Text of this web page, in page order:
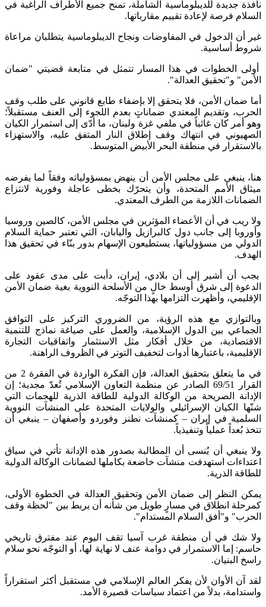
نافذة جديدة للديبلوماسية الشاملة، تمنح جميع الأطراف الراغبة في
السلام فرصة لإعادة تقييم مقارباتها.
غير أن الدخول في المفاوضات ونجاح الديبلوماسية يتطلبان مراعاة
شروط أساسية.
أولى الخطوات في هذا المسار تتمثل في متابعة قضيتي "ضمان
الأمن" و"تحقيق العدالة".
أما ضمان الأمن، فلا يتحقق إلا بإضفاء طابع قانوني على طلب وقف
الحرب، وتقديم المعتدي ضماناتٍ بعدم اللجوء إلى العنف مستقبلاً؛
وهو أمر كان غائباً في ملفي غزة ولبنان، ما أدّى إلى استمرار الكيان
الصهيوني في انتهاك وقف إطلاق النار المتفق عليه، والاستهزاء
بالاستقرار في منطقة البحر الأبيض المتوسط.
هنا، ينبغي على مجلس الأمن أن ينهض بمسؤولياته وفقاً لما يفرضه
ميثاق الأمم المتحدة، وأن يتحرّك بخطى عاجلة وفورية لانتزاع
الضمانات اللازمة من الطرف المعتدي.
ولا ريب في أن الأعضاء المؤثرين في مجلس الأمن، كالصين وروسيا
وأوروبا إلى جانب دول كالبرازيل واليابان، التي تعتبر حماية السلام
الدولي من مسؤولياتها، يستطيعون الإسهام بدور بنّاء في تحقيق هذا
الهدف.
يجب أن أشير إلى أن بلادي، إيران، دأبت على مدى عقود على
الدعوة إلى شرق أوسط خالٍ من الأسلحة النووية بغية ضمان الأمن
الإقليمي، وأظهرت التزامها بهذا التوجّه.
وبالتوازي مع هذه الرؤية، من الضروري التركيز على التوافق
الجماعي بين الدول الإسلامية، والعمل على صياغة نماذج للتنمية
الاقتصادية، من خلال أفكار مثل الاستثمار واتفاقيات التجارة
الإقليمية، باعتبارها أدوات لتخفيف التوتر في الظروف الراهنة.
في ما يتعلق بتحقيق العدالة، فإن الفكرة الواردة في الفقرة 2 من
القرار 69/51 الصادر عن منظمة التعاون الإسلامي تُعدّ مجدية؛ إن
الإدانة الصريحة من الوكالة الدولية للطاقة الذرية للهجمات التي
شنّها الكيان الإسرائيلي والولايات المتحدة على المنشآت النووية
السلمية في إيران – كمنشآت نطنز وفوردو وأصفهان – ينبغي أن
تتخذ بُعداً عملياً وتنفيذياً.
ولا ينبغي أن يُنسى أن المطالبة بصدور هذه الإدانة تأتي في سياق
اعتداءات استهدفت منشآت خاضعة بكاملها لضمانات الوكالة الدولية
للطاقة الذرية.
يمكن النظر إلى ضمان الأمن وتحقيق العدالة في الخطوة الأولى،
كمرحلة انطلاق في مسارٍ طويل من شأنه أن يربط بين "لحظة وقف
الحرب" و"أفق السلام المستدام".
ولا شك في أن منطقة غرب آسيا تقف اليوم عند مفترق تاريخي
حاسم: إما الاستمرار في دوامة عنف لا نهاية لها، أو التوجّه نحو سلام
راسخ البنيان.
لقد آن الأوان لأن يفكر العالم الإسلامي في مستقبل أكثر استقراراً
واستدامة، بدلاً من اعتماد سياسات قصيرة الأمد.